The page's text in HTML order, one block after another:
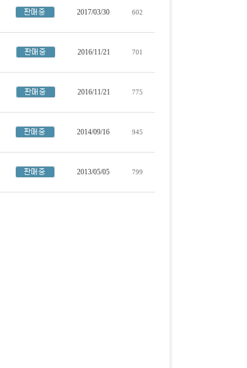
2017/03/30 602
2016/11/21 701
2016/11/21 775
2014/09/16 945
2013/05/05 799